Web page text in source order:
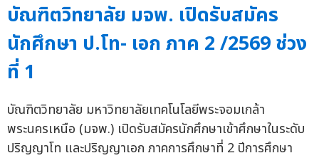
บัณฑิตวิทยาลัย มจพ. เปิดรับสมัคร
นักศึกษา ป.โท- เอก ภาค 2 /2569 ช่วง
ที่ 1
บัณฑิตวิทยาลัย มหาวิทยาลัยเทคโนโลยีพระจอมเกล้า
พระนครเหนือ (มจพ.) เปิดรับสมัครนักศึกษาเข้าศึกษาในระดับ
ปริญญาโท และปริญญาเอก ภาคการศึกษาที่ 2 ปีการศึกษา